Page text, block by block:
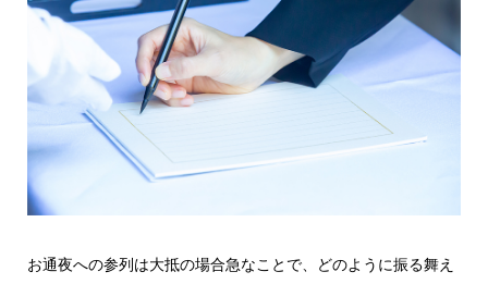
お通夜への参列は大抵の場合急なことで、どのように振る舞え